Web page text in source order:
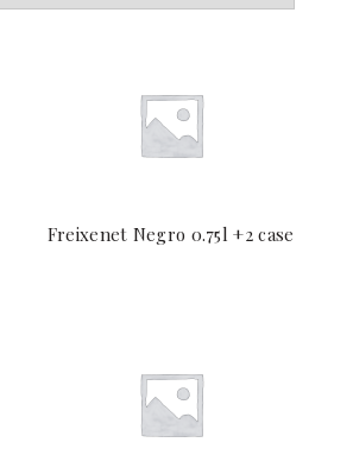
Freixenet Negro 0.75l +2 case